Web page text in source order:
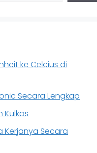
ke Celcius di
Secara Lengkap
Kulkas
Kerjanya Secara